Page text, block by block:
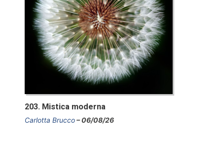
203. Mistica moderna
Carlotta Brucco 06/08/26